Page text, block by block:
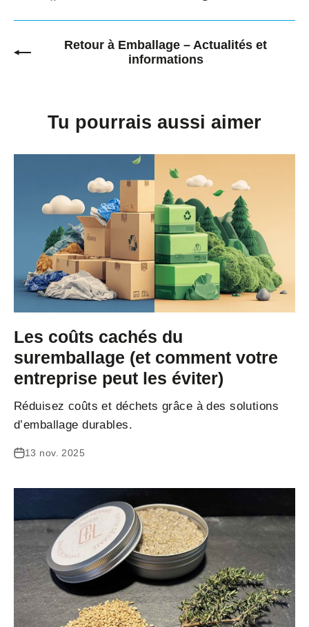
sur
sur
sur
Pinterest
Retour à Emballage – Actualités et
informations
Tu pourrais aussi aimer
Les coûts cachés du
suremballage (et comment votre
entreprise peut les éviter)
Réduisez coûts et déchets grâce à des solutions
d’emballage durables.
13 nov. 2025